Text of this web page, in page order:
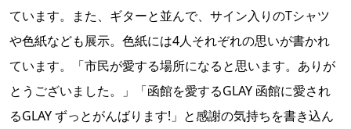
ています。また、ギターと並んで、サイン入りのTシャツ
や色紙なども展示。色紙には4人それぞれの思いが書かれ
ています。「市民が愛する場所になると思います。ありが
とうございました。」「函館を愛するGLAY 函館に愛され
るGLAY ずっとがんばります!」と感謝の気持ちを書き込ん